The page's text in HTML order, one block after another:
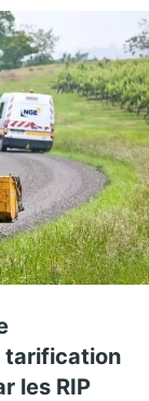
tarification
les RIP